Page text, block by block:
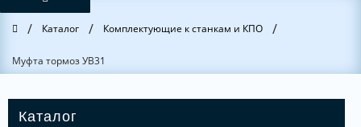
Главная
/ Каталог / Комплектующие к станкам и КПО /
Муфта тормоз УВ31